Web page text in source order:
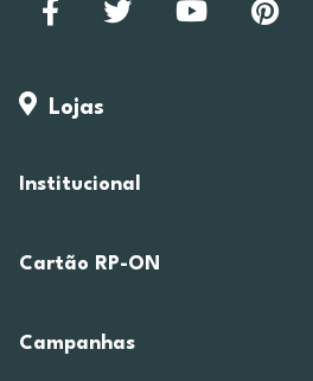
Lojas
Institucional
Cartão RP-ON
Campanhas